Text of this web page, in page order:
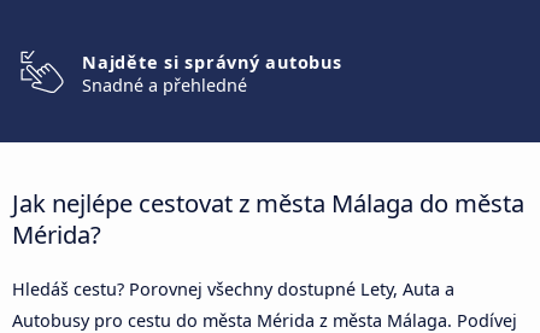
Najděte si správný autobus
Snadné a přehledné
Jak nejlépe cestovat z města Málaga do města
Mérida?
Hledáš cestu? Porovnej všechny dostupné Lety, Auta a
Autobusy pro cestu do města Mérida z města Málaga. Podívej